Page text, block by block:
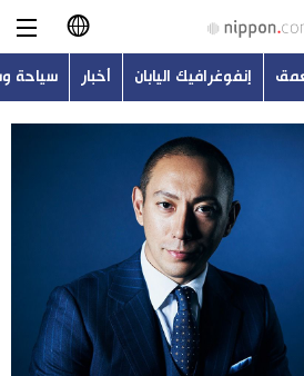
日本語
简体字
繁體字
Français
Español
إنفوغرافيك اليابان أخبار سياحة